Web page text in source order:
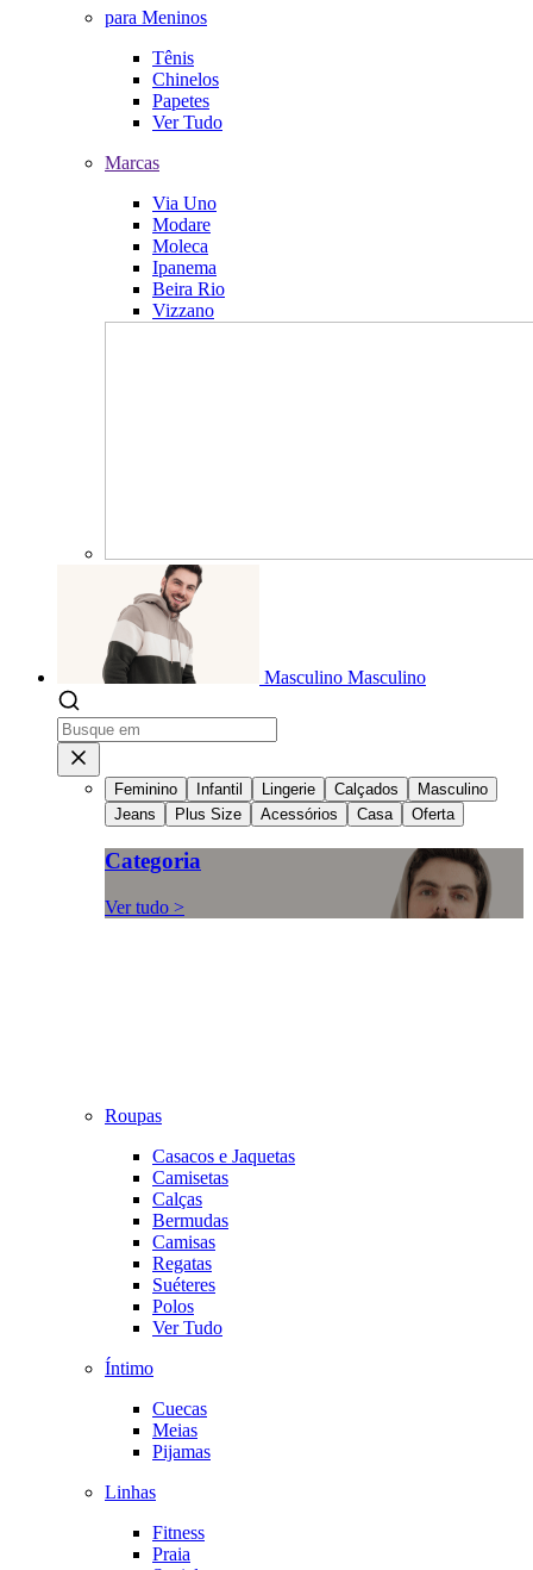
para Meninos
Tênis
Chinelos
Papetes
Ver Tudo
Marcas
Via Uno
Modare
Moleca
Ipanema
Beira Rio
Vizzano
Masculino Masculino
Feminino Infantil Lingerie Calçados
Masculino
Jeans
Plus Size Acessórios Casa Oferta
Categoria
Ver tudo >
Roupas
Casacos e Jaquetas
Camisetas
Calças
Bermudas
Camisas
Regatas
Suéteres
Polos
Ver Tudo
Íntimo
Cuecas
Meias
Pijamas
Linhas
Fitness
Praia